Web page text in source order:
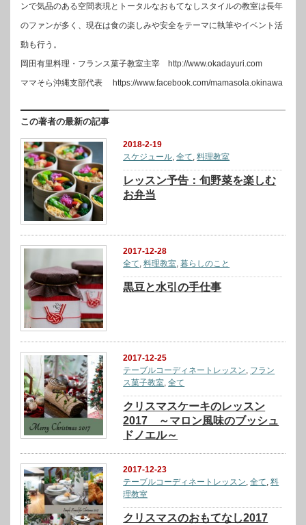
ンで気品のある空間表現とトータルなおもてなしスタイルの教室は長年
のファンが多く、現在は食の楽しみや安全をテーマに執筆やイベント活
動も行う。
岡田有里料理・フランス菓子教室主宰 http://www.okadayuri.com
ママそら沖縄支部代表 https://www.facebook.com/mamasola.okinawa
この著者の最新の記事
2018-2-19
スケジュール ,全て ,料理教室
レッスン予告：旬野菜を楽しむ
お弁当
2017-12-28
全て,料理教室,暮らしのこと
黒豆と水引の手仕事
2017-12-25
テーブルコーディネートレッスン, フラン
ス菓子教室,全て
クリスマスケーキのレッスン
2017 ～マロン風味のブッシュ
ドノエル～
2017-12-23
テーブルコーディネートレッスン,全て,料
理教室
クリスマスのおもてなし2017